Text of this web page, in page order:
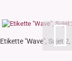
Etikette "Wave", Sujet